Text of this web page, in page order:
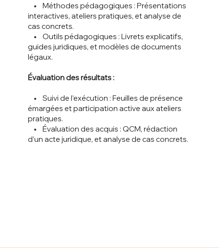
• Méthodes pédagogiques : Présentations
interactives, ateliers pratiques, et analyse de
cas concrets.
• Outils pédagogiques : Livrets explicatifs,
guides juridiques, et modèles de documents
légaux.
Évaluation des résultats :
• Suivi de l’exécution : Feuilles de présence
émargées et participation active aux ateliers
pratiques.
• Évaluation des acquis : QCM, rédaction
d’un acte juridique, et analyse de cas concrets.